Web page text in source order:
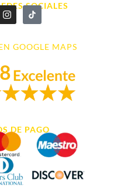
SOCIALES
GOOGLE MAPS
DE PAGO